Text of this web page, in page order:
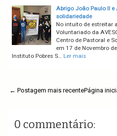
Abrigo João Paulo II e
solidariedade
No intuito de estreitar
Voluntariado da
Centro de Pastoral e
em 17 de Novembro
Instituto Pobres S… Ler mais
← Postagem mais recentePágina
0 commentário: